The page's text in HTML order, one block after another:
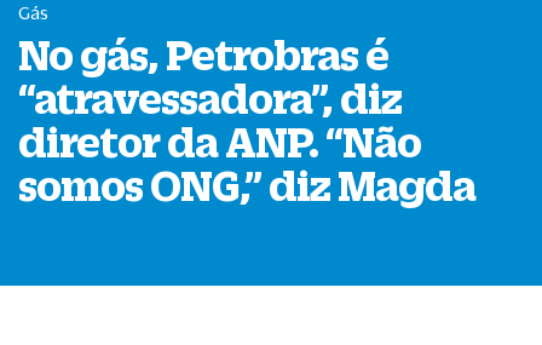
Gás
No gás, Petrobras é
“atravessadora”, diz
diretor da ANP.“Não
somos ONG,”diz Magda